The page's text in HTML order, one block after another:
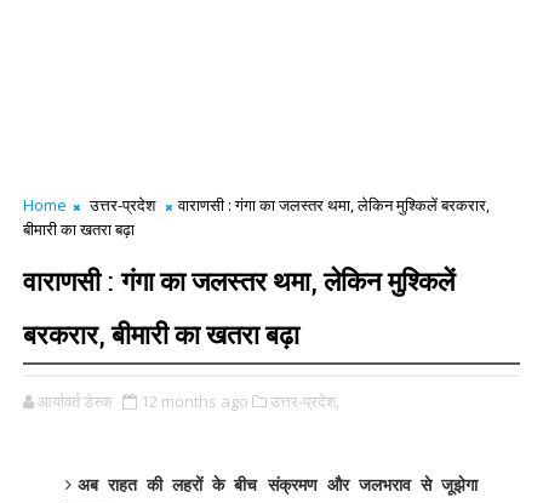
Home उत्तर-प्रदेश
वाराणसी : गंगा का जलस्तर थमा, लेकिन मुश्किलें बरकरार,
बीमारी का खतरा बढ़ा
वाराणसी : गंगा का जलस्तर थमा, लेकिन मुश्किलें
बरकरार, बीमारी का खतरा बढ़ा
आर्यावर्त डेस्क 12 months ago उत्तर-प्रदेश,
अब राहत की लहरों के बीच संक्रमण और जलभराव से जूझेगा